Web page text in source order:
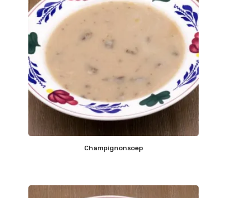
Champignonsoep